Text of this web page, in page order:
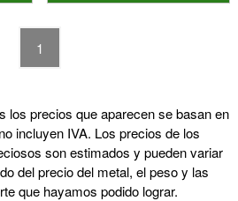
1
los precios que aparecen se basan en
incluyen IVA. Los precios de los
son estimados y pueden variar
del precio del metal, el peso y las
que hayamos podido lograr.